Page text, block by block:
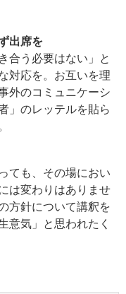
出席を
合う必要はない」と
対応を。お互いを理
外のコミュニケーシ
」のレッテルを貼ら
ても、その場におい
は変わりはありませ
方針について講釈を
意気」と思われたく